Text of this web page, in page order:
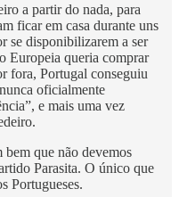
a partir do nada, para
ficar em casa durante uns
se disponibilizarem a ser
Europeia queria comprar
fora, Portugal conseguiu
oficialmente
e mais uma vez
bem que não devemos
Parasita. O único que
Portugueses.